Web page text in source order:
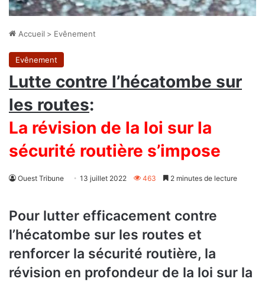
Accueil > Evênement
Evênement
Lutte contre l’hécatombe sur
les routes:
La révision de la loi sur la
sécurité routière s’impose
Ouest Tribune 13 juillet 2022 463 2 minutes de lecture
Pour lutter efficacement contre
l’hécatombe sur les routes et
renforcer la sécurité routière, la
révision en profondeur de la loi sur la